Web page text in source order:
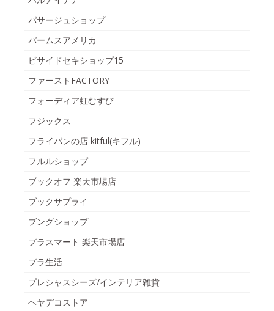
パサージュショップ
パームスアメリカ
ビサイドセキショップ15
ファーストFACTORY
フォーディア虹むすび
フジックス
フライパンの店 kitful(キフル)
フルルショップ
ブックオフ 楽天市場店
ブックサプライ
ブングショップ
プラスマート 楽天市場店
プラ生活
プレシャスシーズ/インテリア雑貨
ヘヤデコストア